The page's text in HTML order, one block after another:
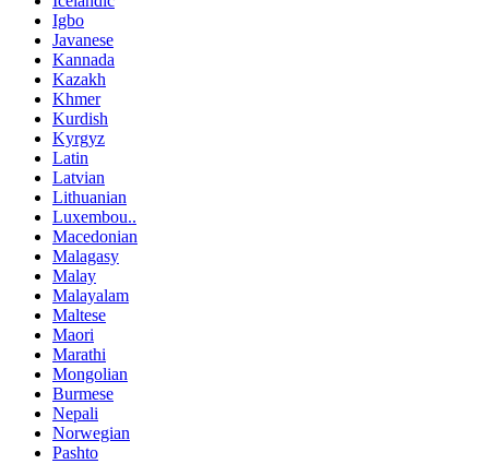
Igbo
Javanese
Kannada
Kazakh
Khmer
Kurdish
Kyrgyz
Latin
Latvian
Lithuanian
Luxembou..
Macedonian
Malagasy
Malay
Malayalam
Maltese
Maori
Marathi
Mongolian
Burmese
Nepali
Norwegian
Pashto